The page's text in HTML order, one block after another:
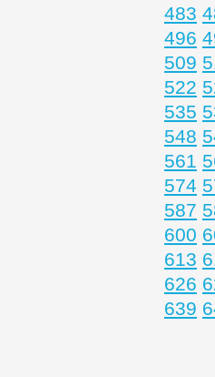
483
496
509
522
535
548
561
574
587
600
613
626
639